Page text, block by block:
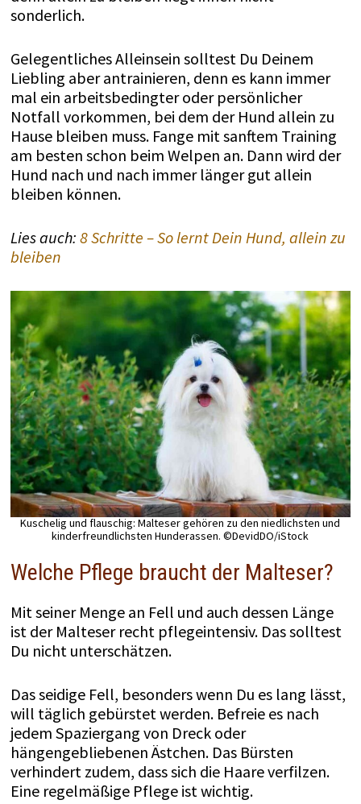
sonderlich.
Gelegentliches Alleinsein solltest Du Deinem
Liebling aber antrainieren, denn es kann immer
mal ein arbeitsbedingter oder persönlicher
Notfall vorkommen, bei dem der Hund allein zu
Hause bleiben muss. Fange mit sanftem Training
am besten schon beim Welpen an. Dann wird der
Hund nach und nach immer länger gut allein
bleiben können.
Lies auch: 8 Schritte – So lernt Dein Hund, allein zu
bleiben
Kuschelig und flauschig: Malteser gehören zu den niedlichsten und
kinderfreundlichsten Hunderassen. ©DevidDO/iStock
Welche Pflege braucht der Malteser?
Mit seiner Menge an Fell und auch dessen Länge
ist der Malteser recht pflegeintensiv. Das solltest
Du nicht unterschätzen.
Das seidige Fell, besonders wenn Du es lang lässt,
will täglich gebürstet werden. Befreie es nach
jedem Spaziergang von Dreck oder
hängengebliebenen Ästchen. Das Bürsten
verhindert zudem, dass sich die Haare verfilzen.
Eine regelmäßige Pflege ist wichtig.